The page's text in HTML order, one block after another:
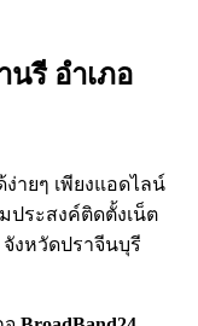
รี อำเภอ
ง่ายๆ เพียงแอดไลน์
มประสงค์ติดตั้งเน็ต
งหวัดปราจีนบุรี